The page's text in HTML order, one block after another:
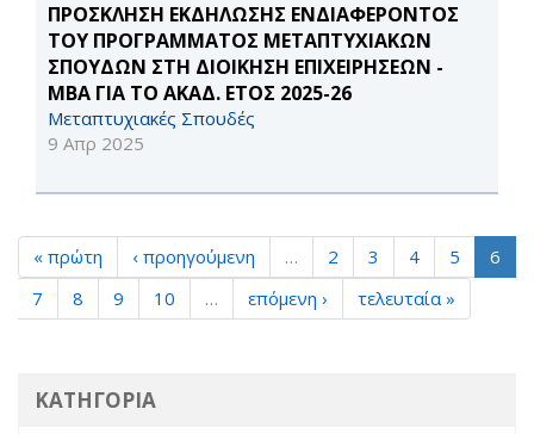
ΠΡΟΣΚΛΗΣΗ ΕΚΔΗΛΩΣΗΣ ΕΝΔΙΑΦΕΡΟΝΤΟΣ
ΤΟΥ ΠΡΟΓΡΑΜΜΑΤΟΣ ΜΕΤΑΠΤΥΧΙΑΚΩΝ
ΣΠΟΥΔΩΝ ΣΤΗ ΔΙΟΙΚΗΣΗ ΕΠΙΧΕΙΡΗΣΕΩΝ -
ΜΒΑ ΓΙΑ ΤΟ ΑΚΑΔ. ΕΤΟΣ 2025-26
Μεταπτυχιακές Σπουδές
9 Απρ 2025
« πρώτη ‹ προηγούμενη … 2 3 4 5
6
7
8 9 10 … επόμενη › τελευταία »
ΚΑΤΗΓΟΡΙΑ